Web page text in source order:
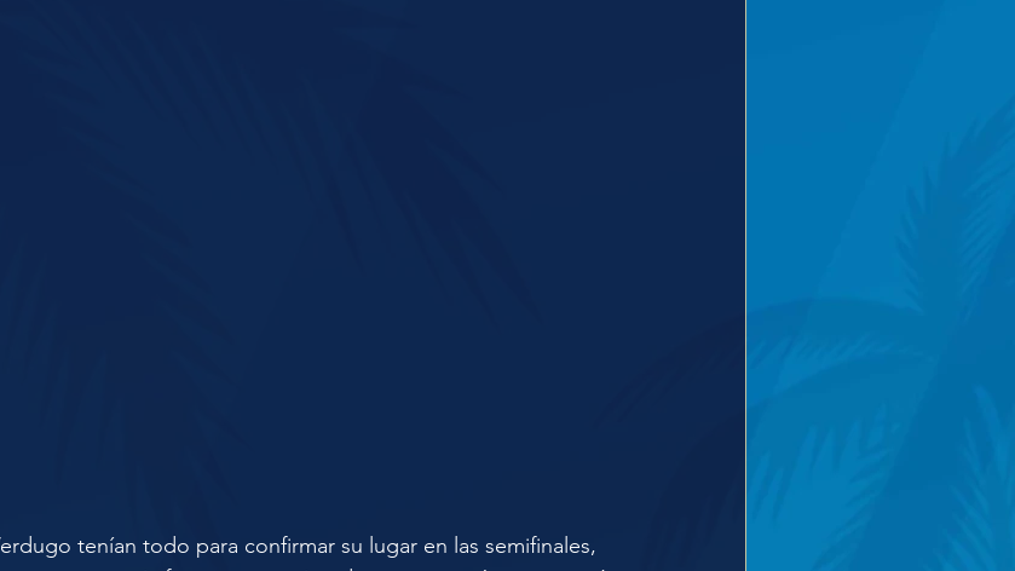
tenían todo para confirmar su lugar en las semifinales,